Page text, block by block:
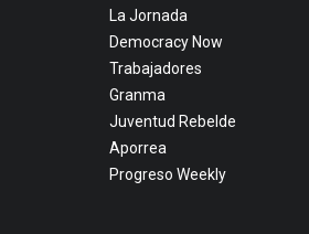
La Jornada
Democracy Now
Trabajadores
Granma
Juventud Rebelde
Aporrea
Progreso Weekly